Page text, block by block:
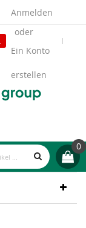
Anmelden
Ein Konto
erstellen
0